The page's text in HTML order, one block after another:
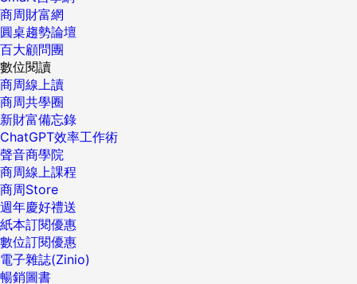
商周財富網
圓桌趨勢論壇
百大顧問團
數位閱讀
商周線上讀
商周共學圈
新財富備忘錄
ChatGPT效率工作術
聲音商學院
商周線上課程
商周Store
週年慶好禮送
紙本訂閱優惠
數位訂閱優惠
電子雜誌(Zinio)
暢銷圖書